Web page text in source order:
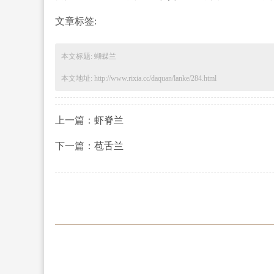
文章标签:
本文标题: 蝴蝶兰
本文地址: http://www.rixia.cc/daquan/lanke/284.html
上一篇： 虾脊兰
下一篇： 苞舌兰